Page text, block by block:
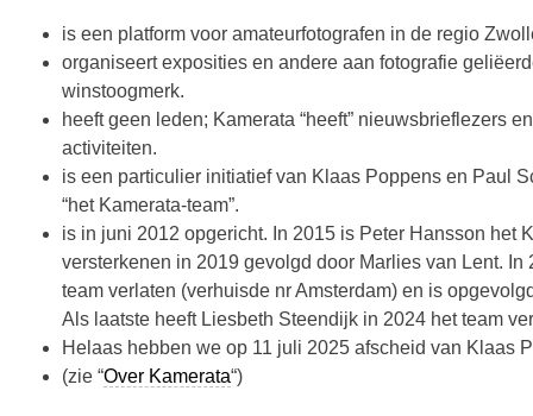
is een platform voor amateurfotografen in de regio
organiseert exposities en andere aan fotografie
winstoogmerk.
heeft geen leden; Kamerata “heeft” nieuwsbrieflezers
activiteiten.
is een particulier initiatief van Klaas Poppens en Paul
“het Kamerata-team”.
is in juni 2012 opgericht. In 2015 is Peter Hansson het
versterkenen in 2019 gevolgd door Marlies van Lent. In
team verlaten (verhuisde nr Amsterdam) en is
Als laatste heeft Liesbeth Steendijk in 2024 het team
Helaas hebben we op 11 juli 2025 afscheid van Klaas
(zie “Over Kamerata“)